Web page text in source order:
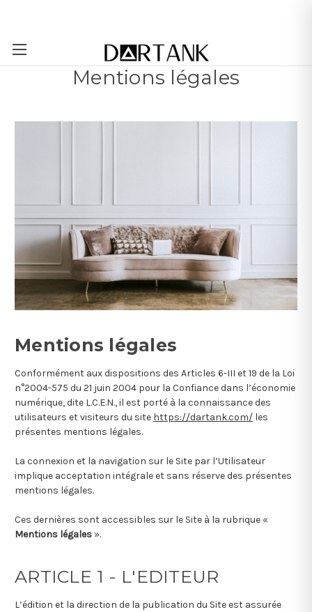
Passer au contenu principal
Mentions légales
Mentions légales
Conformément aux dispositions des Articles 6-III et 19 de la Loi
n°2004-575 du 21 juin 2004 pour la Confiance dans l’économie
numérique, dite L.C.E.N., il est porté à la connaissance des
utilisateurs et visiteurs du site https://dartank.com/ les
présentes mentions légales.
La connexion et la navigation sur le Site par l’Utilisateur
implique acceptation intégrale et sans réserve des présentes
mentions légales.
Ces dernières sont accessibles sur le Site à la rubrique «
Mentions légales ».
ARTICLE 1 - L'EDITEUR
L’édition et la direction de la publication du Site est assurée